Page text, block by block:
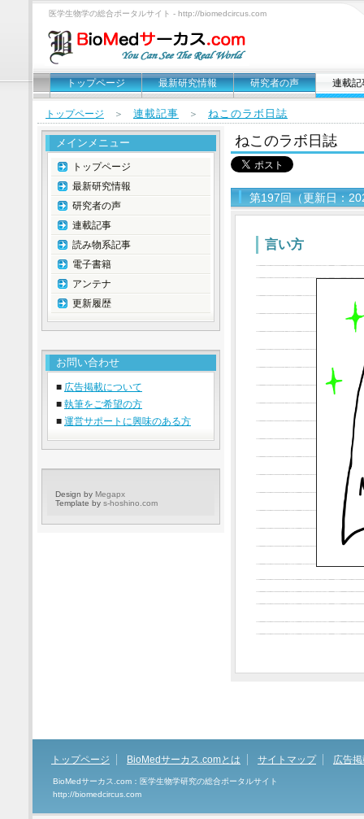
医学生物学の総合ポータルサイト - http://biomedcircus.com
トップページ 最新研究情報 研究者の声 連載記
トップページ ＞ 連載記事 ＞ ねこのラボ日誌
ねこのラボ日誌
第197回（更新日：
言い方
メインメニュー
トップページ
最新研究情報
研究者の声
連載記事
読み物系記事
電子書籍
アンテナ
更新履歴
お問い合わせ
■ 広告掲載について
■ 執筆をご希望の方
■ 運営サポートに興味のある方
Design by Megapx
Template by s-hoshino.com
トップページ BioMedサーカス.comとは サイトマップ 広告
BioMedサーカス.com：医学生物学研究の総合ポータルサイト
http://biomedcircus.com